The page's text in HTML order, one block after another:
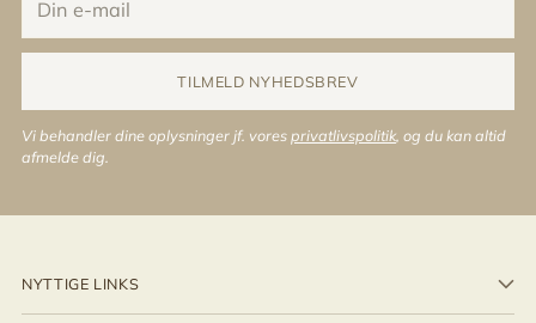
e-
mail
TILMELD NYHEDSBREV
Vi behandler dine oplysninger jf. voresprivatlivspolitik , og du kan altid
afmelde dig.
NYTTIGE LINKS